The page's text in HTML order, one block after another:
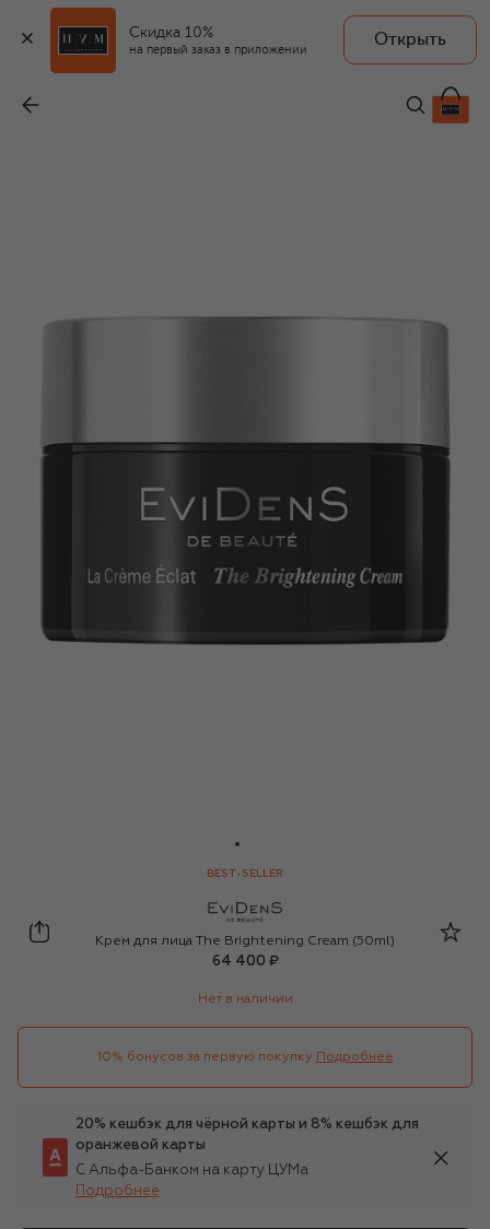
Скидка 10%
на первый заказ в приложении
Открыть
64 400 ₽
BEST-SELLER
EviDenS de Beaute
Крем для лица The Brightening Cream (50ml)
64 400 ₽
Нет в наличии
10% бонусов за первую покупку Подробнее
20% кешбэк для чёрной карты и 8% кешбэк для
оранжевой карты
С Альфа-Банком на карту ЦУМа
Подробнее